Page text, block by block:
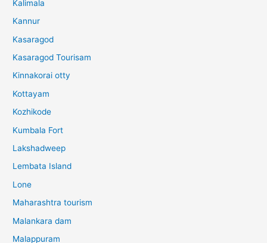
Kalimala
Kannur
Kasaragod
Kasaragod Tourisam
Kinnakorai otty
Kottayam
Kozhikode
Kumbala Fort
Lakshadweep
Lembata Island
Lone
Maharashtra tourism
Malankara dam
Malappuram